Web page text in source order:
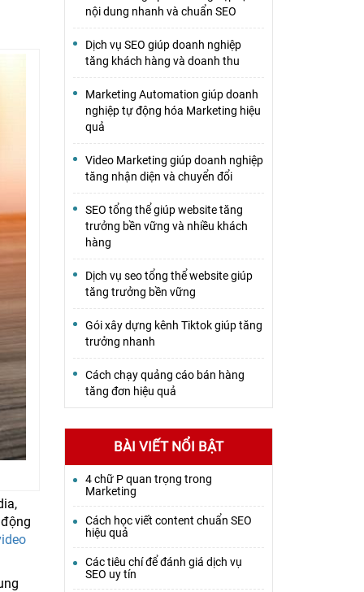
nội dung nhanh và chuẩn SEO
Dịch vụ SEO giúp doanh nghiệp
tăng khách hàng và doanh thu
Marketing Automation giúp doanh
nghiệp tự động hóa Marketing hiệu
quả
Video Marketing giúp doanh nghiệp
tăng nhận diện và chuyển đổi
SEO tổng thể giúp website tăng
trưởng bền vững và nhiều khách
hàng
Dịch vụ seo tổng thể website giúp
tăng trưởng bền vững
Gói xây dựng kênh Tiktok giúp tăng
trưởng nhanh
Cách chạy quảng cáo bán hàng
tăng đơn hiệu quả
BÀI VIẾT NỔI BẬT
4 chữ P quan trọng trong
Marketing
Cách học viết content chuẩn SEO
hiệu quả
Các tiêu chí để đánh giá dịch vụ
SEO uy tín